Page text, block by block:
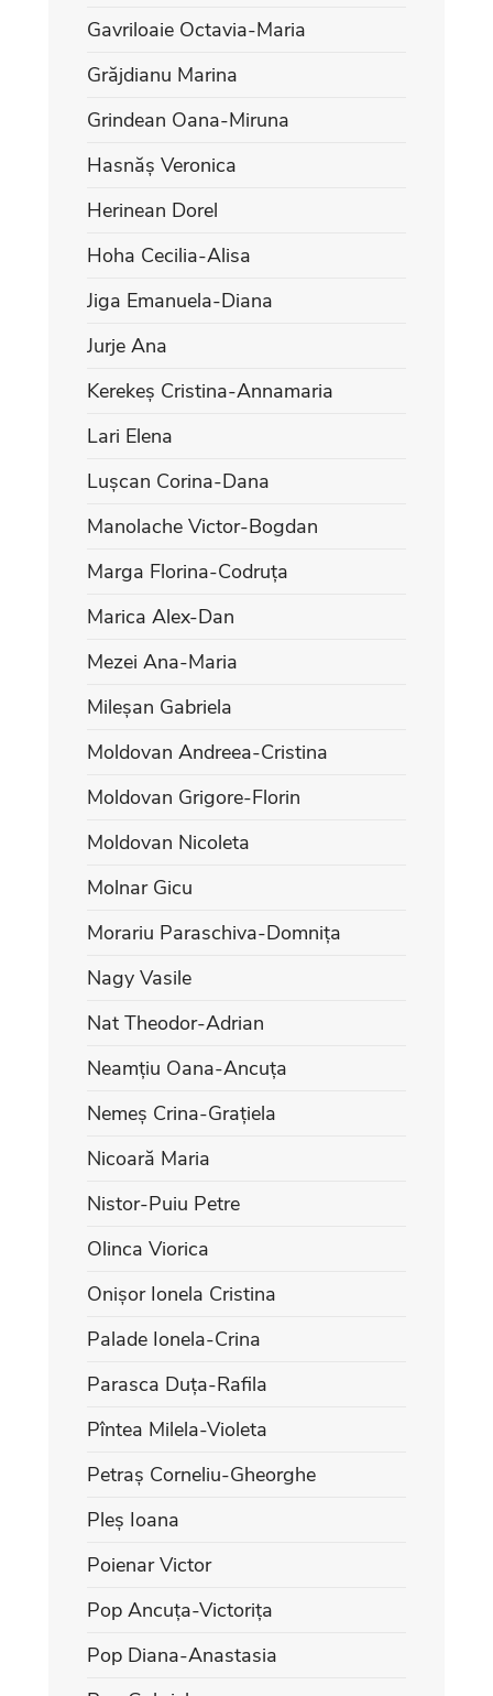
Gavriloaie Octavia-Maria
Grăjdianu Marina
Grindean Oana-Miruna
Hasnăș Veronica
Herinean Dorel
Hoha Cecilia-Alisa
Jiga Emanuela-Diana
Jurje Ana
Kerekeș Cristina-Annamaria
Lari Elena
Lușcan Corina-Dana
Manolache Victor-Bogdan
Marga Florina-Codruța
Marica Alex-Dan
Mezei Ana-Maria
Mileșan Gabriela
Moldovan Andreea-Cristina
Moldovan Grigore-Florin
Moldovan Nicoleta
Molnar Gicu
Morariu Paraschiva-Domnița
Nagy Vasile
Nat Theodor-Adrian
Neamțiu Oana-Ancuța
Nemeș Crina-Grațiela
Nicoară Maria
Nistor-Puiu Petre
Olinca Viorica
Onișor Ionela Cristina
Palade Ionela-Crina
Parasca Duța-Rafila
Pîntea Milela-Violeta
Petraș Corneliu-Gheorghe
Pleș Ioana
Poienar Victor
Pop Ancuța-Victorița
Pop Diana-Anastasia